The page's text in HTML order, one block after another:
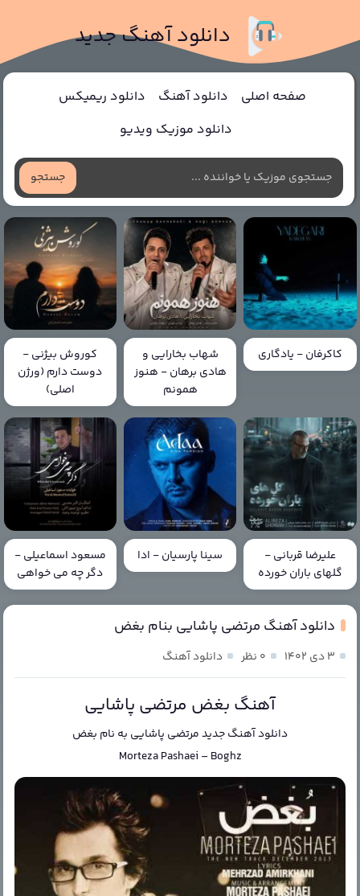
دانلود آهنگ جدید
صفحه اصلی دانلود آهنگ
دانلود ریمیکس
دانلود موزیک ویدیو
جستجو
کاکرفان - یادگاری
شهاب بخارایی و
هادی برهان - هنوز
همونم
کوروش بیژنی -
دوست دارم (ورژن
اصلی)
علیرضا قربانی -
گلهای باران خورده
سینا پارسیان - ادا
مسعود اسماعیلی -
دگر چه می خواهی
دانلود آهنگ مرتضی پاشایی بنام بغض
۳ دی ۱۴۰۲ ۰ نظر دانلود آهنگ
آهنگ بغض مرتضی پاشایی
دانلود آهنگ جدیدمرتضی پاشایی به نام بغض
Morteza Pashaei –Boghz